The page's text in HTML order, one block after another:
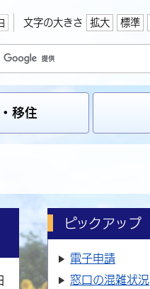
文字の大きさ 拡大 標準
移住
ピックアップ
電子申請
窓口の混雑状況